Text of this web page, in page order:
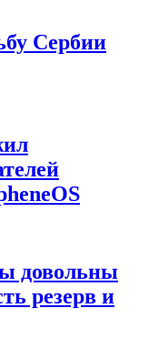
Сербии
довольны
резерв и